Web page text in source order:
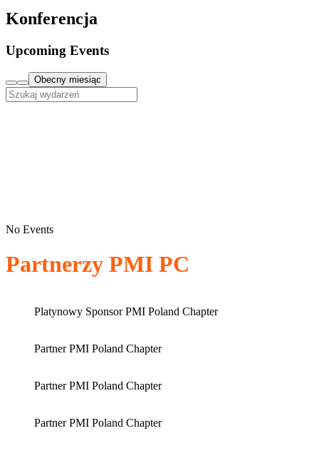
Konferencja
Upcoming Events
Obecny miesiąc
No Events
Partnerzy PMI PC
Platynowy Sponsor PMI Poland Chapter
Partner PMI Poland Chapter
Partner PMI Poland Chapter
Partner PMI Poland Chapter